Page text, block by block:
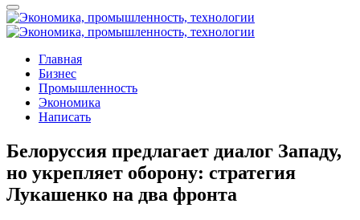
Главная
Бизнес
Промышленность
Экономика
Написать
Белоруссия предлагает диалог Западу,
но укрепляет оборону: стратегия
Лукашенко на два фронта